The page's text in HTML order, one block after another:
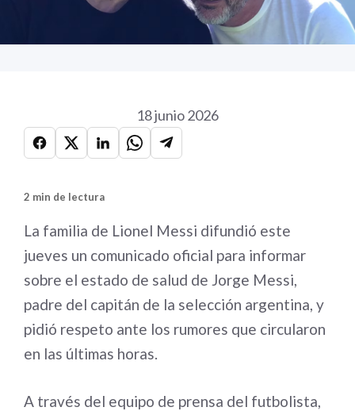
18 junio 2026
2 min de lectura
La familia de Lionel Messi difundió este
jueves un comunicado oficial para informar
sobre el estado de salud de Jorge Messi,
padre del capitán de la selección argentina, y
pidió respeto ante los rumores que circularon
en las últimas horas.
A través del equipo de prensa del futbolista,